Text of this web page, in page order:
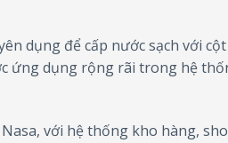
dụng để cấp nước sạch với
ứng dụng rộng rãi trong hệ
với hệ thống kho hàng,